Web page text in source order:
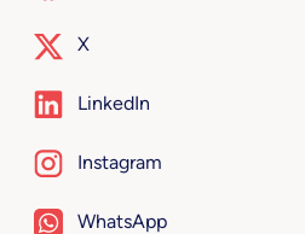
X
LinkedIn
Instagram
WhatsApp